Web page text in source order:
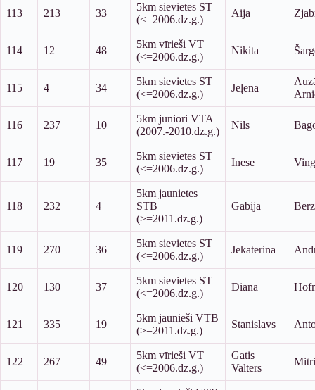
113 213 33
5km sievietes ST
(<=2006.dz.g.)
Aija
114 12 48
5km vīrieši VT
(<=2006.dz.g.)
Nikita
115 4 34
5km sievietes ST
(<=2006.dz.g.)
Jeļena
116 237 10
5km juniori VTA
(2007.-2010.dz.g.)
Nils
117 19 35
5km sievietes ST
(<=2006.dz.g.)
Inese
118 232 4
5km jaunietes
STB
(>=2011.dz.g.)
Gabija
119 270 36
5km sievietes ST
(<=2006.dz.g.)
Jekaterina
120 130 37
5km sievietes ST
(<=2006.dz.g.)
Diāna
121 335 19
5km jaunieši VTB
(>=2011.dz.g.)
Stanislavs
122 267 49
5km vīrieši VT
(<=2006.dz.g.)
Gatis
Valters